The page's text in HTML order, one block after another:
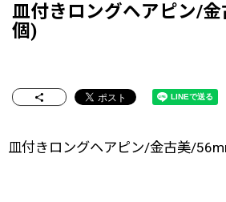
皿付きロングヘアピン/
個)
皿付きロングヘアピン/金古美/